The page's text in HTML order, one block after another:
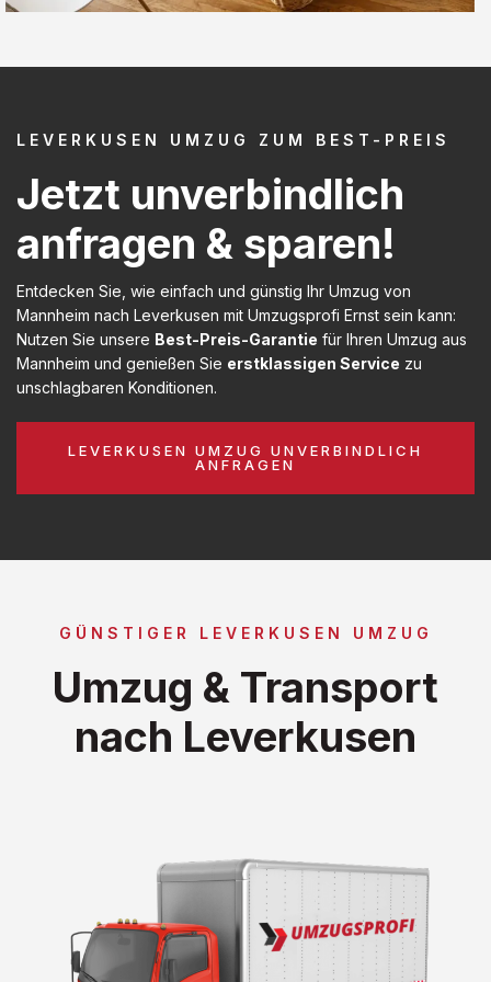
LEVERKUSEN UMZUG ZUM BEST-PREIS
Jetzt unverbindlich
anfragen & sparen!
Entdecken Sie, wie einfach und günstig Ihr Umzug von
Mannheim nach Leverkusen mit Umzugsprofi Ernst sein kann:
Nutzen Sie unsere Best-Preis-Garantie für Ihren Umzug aus
Mannheim und genießen Sie erstklassigen Service zu
unschlagbaren Konditionen.
LEVERKUSEN UMZUG UNVERBINDLICH
ANFRAGEN
GÜNSTIGER LEVERKUSEN UMZUG
Umzug & Transport
nach Leverkusen